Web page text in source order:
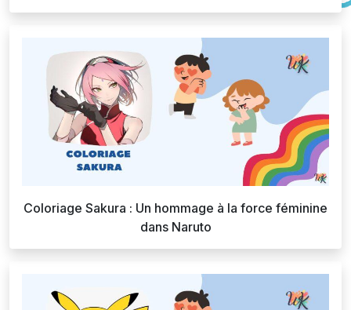
Coloriage Sakura : Un hommage à la force féminine
dans Naruto